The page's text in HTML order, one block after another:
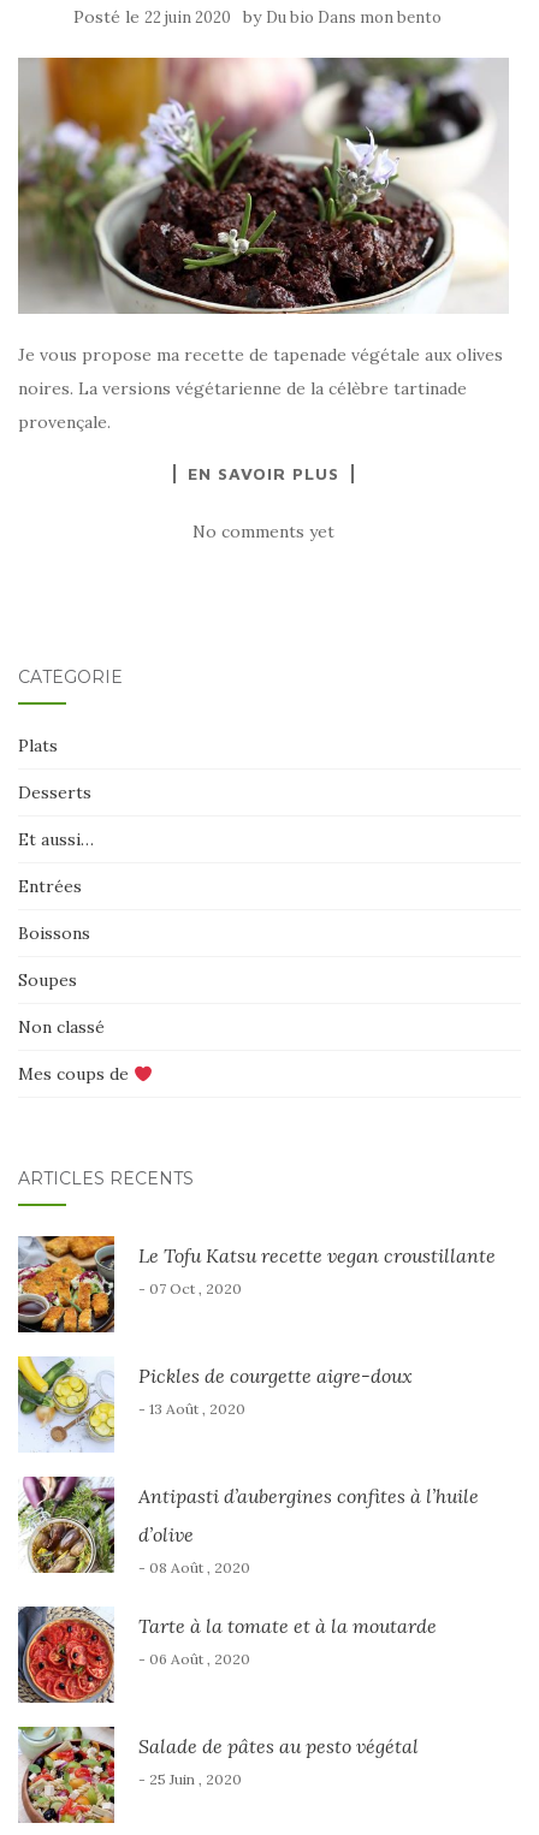
Posté le 22 juin 2020 by Du bio Dans mon bento
Je vous propose ma recette de tapenade végétale aux olives
noires. La versions végétarienne de la célèbre tartinade
provençale.
EN SAVOIR PLUS
No comments yet
CATÉGORIE
Plats
Desserts
Et aussi…
Entrées
Boissons
Soupes
Non classé
Mes coups de
ARTICLES RÉCENTS
Le Tofu Katsu recette vegan croustillante
- 07 Oct , 2020
Pickles de courgette aigre-doux
- 13 Août , 2020
Antipasti d’aubergines confites à l’huile
d’olive
- 08 Août , 2020
Tarte à la tomate et à la moutarde
- 06 Août , 2020
Salade de pâtes au pesto végétal
- 25 Juin , 2020